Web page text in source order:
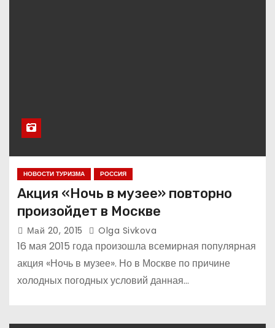
НОВОСТИ ТУРИЗМА РОССИЯ
Акция «Ночь в музее» повторно
произойдет в Москве
Май 20, 2015 Olga Sivkova
16 мая 2015 года произошла всемирная популярная
акция «Ночь в музее». Но в Москве по причине
холодных погодных условий данная…